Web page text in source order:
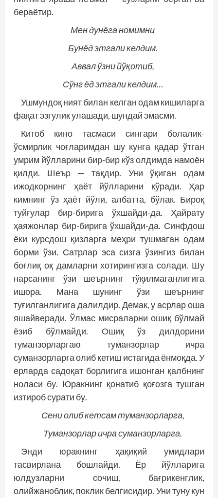
бераётир.
Мен дунёга номимни
Бунёд этгали келдим.
Аввал ўзни йўқотиб,
Сўнг ёд этгали келдим…
Ушмундоқ ният билан келган одам кишиларга
фақат эзгулик улашади, шундай эмасми.
Китоб кино тасмаси сингари болалик-
ўсмирлик чоғларимдан шу кунга қадар ўтган
умрим йўлларини бир-бир кўз олдимда намоён
қилди. Шеър — тақдир. Уни ўқиган одам
ижодкорнинг ҳаёт йўлларини кўради. Ҳар
кимнинг ўз ҳаёт йўли, албатта, бўлак. Бироқ
туйғулар бир-бирига ўхшайди-да. Ҳайрату
ҳаяжонлар бир-бирига ўхшайди-да. Синф­дош
ёки курсдош қизларга меҳри тушмаган одам
борми ўзи. Сатрлар эса сизга ўзингиз билан
боғлиқ оқ дамларни хотирингизга солади. Шу
нарсанинг ўзи шеърнинг тўқилмаганлигига
ишора. Мана шунинг ўзи шеър­нинг
туғилганлигига далилдир. Демак, у асрлар оша
яшайверади. Ўлмас мисраларни ошиқ бўлмай
ёзиб бўлмайди. Ошиқ ўз дилдорини
туманзорларгаю туманзорлар ичра
суманзорларга олиб кетиш истагида ёнмоқда. У
ерларда садоқат борлигига ишонган қалбнинг
ноласи бу. Юракнинг қонатиб қоғозга тушган
изтироб сурати бу.
Сени олиб кетсам туманзорларга,
Туманзорлар ичра суманзорларга.
Энди юракнинг ҳақиқий умидлари
тасвирлана бошлайди. Ёр йўлларига
юлдузларни сочиш, бағрикенглик,
олийжаноблик, поклик белгисидир. Уни туну кун